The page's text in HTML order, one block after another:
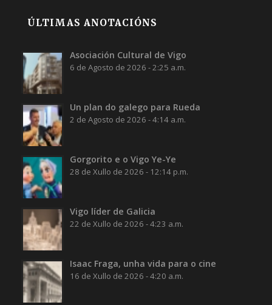
ÚLTIMAS ANOTACIÓNS
Asociación Cultural de Vigo
6 de Agosto de 2026 - 2:25 a.m.
Un plan do galego para Rueda
2 de Agosto de 2026 - 4:14 a.m.
Gorgorito e o Vigo Ye-Ye
28 de Xullo de 2026 - 12:14 p.m.
Vigo líder de Galicia
22 de Xullo de 2026 - 4:23 a.m.
Isaac Fraga, unha vida para o cine
16 de Xullo de 2026 - 4:20 a.m.